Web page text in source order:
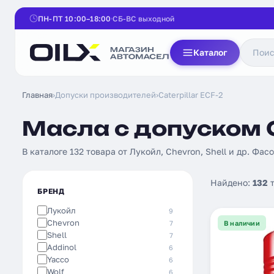
ПН-ПТ 10:00–18:00 СБ-ВС выходной
Каталог
Главная›Допуски производителей›Caterpillar ECF-2
Масла с допуском
В каталоге 132 товара от Лукойл, Chevron, Shell и др.
БРЕНД
Лукойл 9
Chevron 7
Shell 7
Addinol 6
Yacco 6
Wolf 6
Найдено: 132
В наличии